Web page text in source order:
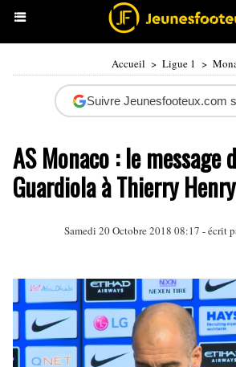
Accueil > Ligue 1 >
Suivre Jeunesfooteux.com
AS Monaco : le message
Guardiola à Thierry Henry
Samedi 20 Octobre 2018 08:17 - écrit